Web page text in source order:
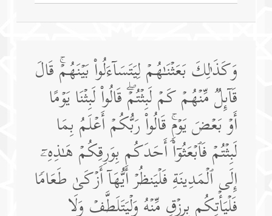
وَكَذَ ٰ⁠لِكَ بَعَثۡنَـٰهُمۡ لِیَتَسَاۤءَلُوا۟ بَیۡنَهُمۡۚ قَالَ
قَاۤىِٕلࣱ مِّنۡهُمۡ كَمۡ لَبِثۡتُمۡۖ قَالُوا۟ لَبِثۡنَا یَوۡمًا
أَوۡ بَعۡضَ یَوۡمࣲۚ قَالُوا۟ رَبُّكُمۡ أَعۡلَمُ بِمَا
لَبِثۡتُمۡ فَٱبۡعَثُوۤا۟ أَحَدَكُم بِوَرِقِكُمۡ هَـٰذِهِۦۤ
إِلَى ٱلۡمَدِینَةِ فَلۡیَنظُرۡ أَیُّهَاۤ أَزۡكَىٰ طَعَامࣰا
فَلۡیَأۡتِكُم بِرِزۡقࣲ مِّنۡهُ وَلۡیَتَلَطَّفۡ وَلَا